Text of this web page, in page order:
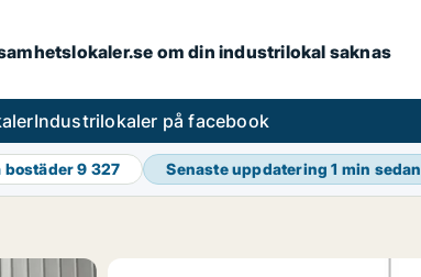
om din industrilokal saknas
Industrilokaler på facebook
bostäder9 327 Senaste uppdatering1 min sedan